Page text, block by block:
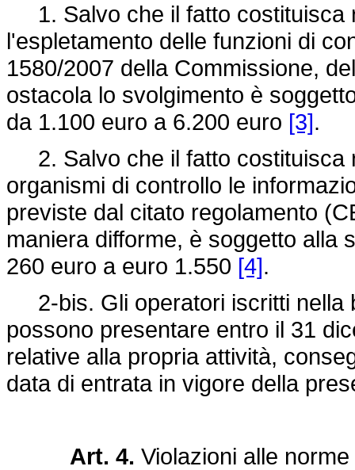
1. Salvo che il fatto costituisca
l'espletamento delle funzioni di
1580/2007 della Commissione,
ostacola lo svolgimento è
da 1.100 euro a 6.200 euro [3].
2. Salvo che il fatto costituisca
organismi di controllo le
previste dal citato regolamento
maniera difforme, è soggetto alla
260 euro a euro 1.550 [4].
2-bis. Gli operatori iscritti nella
possono presentare entro il 31
relative alla propria attività,
data di entrata in vigore della
Art. 4. Violazioni alle